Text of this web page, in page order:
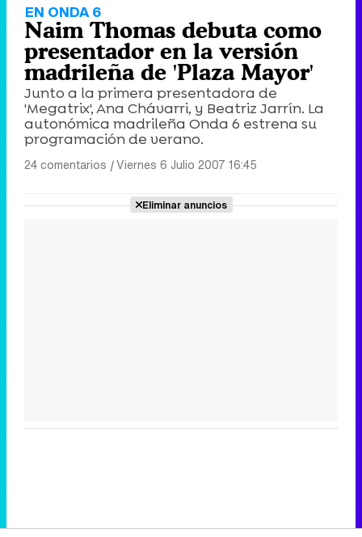
EN ONDA 6
Naim Thomas debuta como
presentador en la versión
madrileña de 'Plaza Mayor'
Junto a la primera presentadora de
'Megatrix', Ana Chávarri, y Beatriz Jarrín. La
autonómica madrileña Onda 6 estrena su
programación de verano.
24 comentarios |Viernes 6 Julio 2007 16:45
Eliminar anuncios